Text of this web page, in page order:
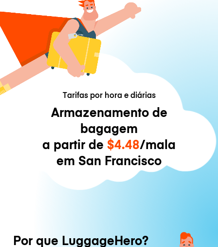
Tarifas por hora e diárias
Armazenamento de
bagagem
a partir de $4.48/mala
em San Francisco
Por que LuggageHero?